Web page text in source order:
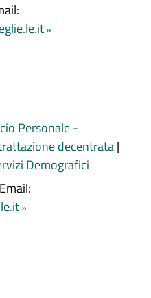
Personale -
decentrata|
Demografici
Email: